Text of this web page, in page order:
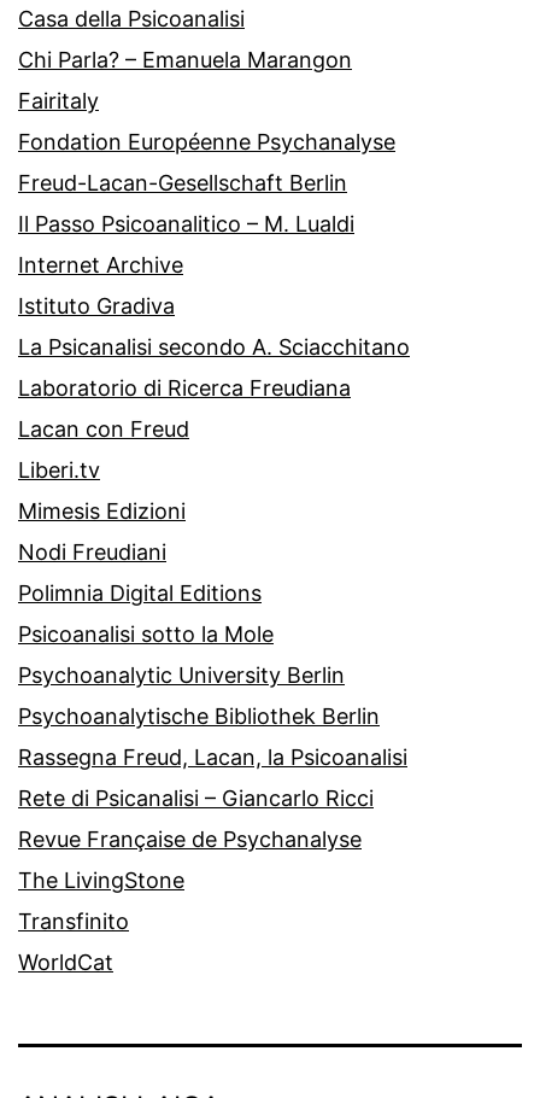
Casa della Psicoanalisi
Chi Parla? – Emanuela Marangon
Fairitaly
Fondation Européenne Psychanalyse
Freud-Lacan-Gesellschaft Berlin
Il Passo Psicoanalitico – M. Lualdi
Internet Archive
Istituto Gradiva
La Psicanalisi secondo A. Sciacchitano
Laboratorio di Ricerca Freudiana
Lacan con Freud
Liberi.tv
Mimesis Edizioni
Nodi Freudiani
Polimnia Digital Editions
Psicoanalisi sotto la Mole
Psychoanalytic University Berlin
Psychoanalytische Bibliothek Berlin
Rassegna Freud, Lacan, la Psicoanalisi
Rete di Psicanalisi – Giancarlo Ricci
Revue Française de Psychanalyse
The LivingStone
Transfinito
WorldCat